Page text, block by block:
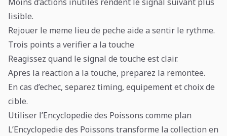
Moins d’actions inutiles rendent le signal suivant plus
lisible.
Rejouer le meme lieu de peche aide a sentir le rythme.
Trois points a verifier a la touche
Reagissez quand le signal de touche est clair.
Apres la reaction a la touche, preparez la remontee.
En cas d’echec, separez timing, equipement et choix de
cible.
Utiliser l’Encyclopedie des Poissons comme plan
L’Encyclopedie des Poissons transforme la collection en